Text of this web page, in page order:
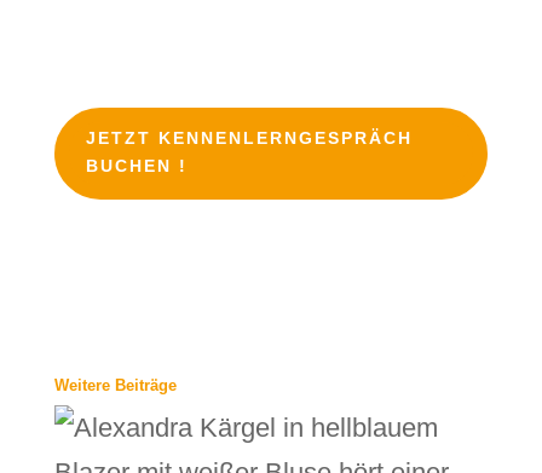
JETZT KENNENLERNGESPRÄCH
BUCHEN !
Weitere Beiträge